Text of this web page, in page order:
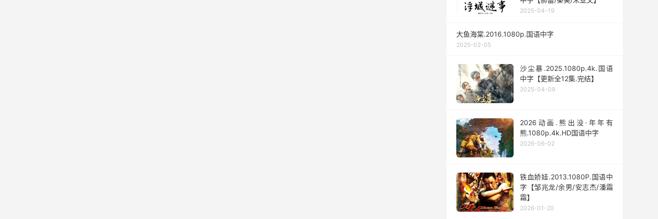
2025-04-19
大鱼海棠.2016.1080p.国语中字
2025-02-05
沙尘暴.2025.1080p.4k.国语
中字【更新全12集.完结】
2025-04-09
2026动画.熊出没·年年有
熊.1080p.4k.HD国语中字
2026-06-02
铁血娇娃.2013.1080P.国语中
字【邹兆龙/余男/安志杰/潘霜
霜】
2026-01-20